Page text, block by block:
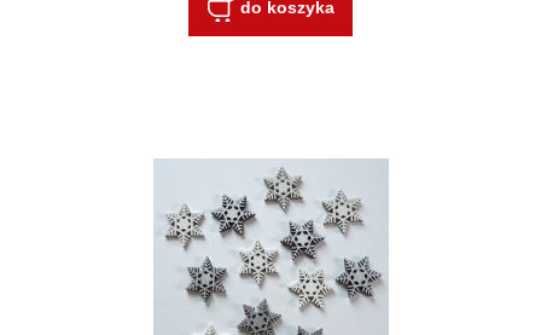
do koszyka